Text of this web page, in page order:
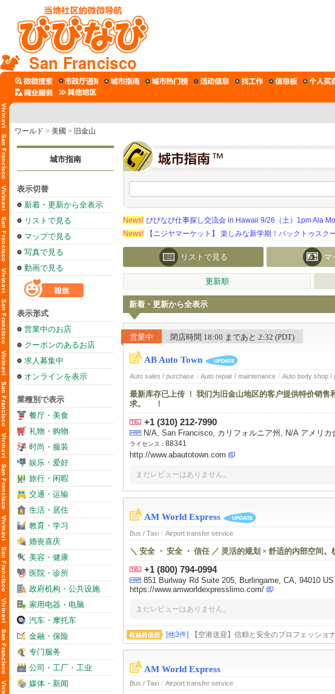
San Francisco
ワールド > 美國 > 旧金山
城市指南
表示切替
新着・更新から全表示
リストで見る
マップで見る
写真で見る
動画で見る
表示形式
営業中のお店
クーポンのあるお店
求人募集中
オンラインを表示
業種別で表示
餐厅・美食
礼物・购物
时尚・服装
娱乐・爱好
旅行・闲暇
交通・运输
生活・居住
教育・学习
婚丧喜庆
美容・健康
医院・诊所
政府机构・公共设施
家用电器・电脑
汽车・摩托车
金融・保险
专门服务
公司・工厂・工业
媒体・新闻
News! びびなび仕事探し交流会 in Hawaii 9/26（土）1pm Ala
News!
【ニジヤマーケット】 楽しみな新学期！バックトゥスク
リストで見る マ
更新順
新着・更新から全表示
営業中 閉店時間 18:00 まであと 2:32 (PDT)
AB Auto Town
Auto sales / purchase / Auto repair / maintenance / Auto body shop /
最新库存已上传 ！ 我们为旧金山地区的客户提供特价销
求。 ！
+1 (310) 212-7990
N/A, San Francisco, カリフォルニア州, N/A アメリカ
ライセンス : 88341
http://www.abautotown.com
まだレビューはありません。
AM World Express
Bus / Taxi / Airport transfer service
＼ 安全 ・ 安全 ・ 信任 ／ 灵活的规划 × 舒适的内部空间
+1 (800) 794-0994
851 Burlway Rd Suite 205, Burlingame, CA, 94010 US
https://www.amworldexpresslimo.com/
まだレビューはありません。
[他3件] 【空港送迎】信頼と安全のプロフェッショ
AM World Express
Bus / Taxi / Airport transfer service